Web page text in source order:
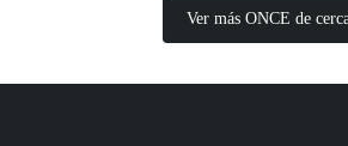
Ver más ONCE de